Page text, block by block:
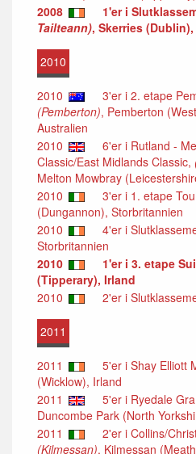
2008
1'er i
Tailteann), Skerries
2010
2010
3'er i 2. etape
(Pemberton), Pemberton
Australien
2010
6'er i Rutland -
Classic/East Midlands Classic,
Melton Mowbray
2010
3'er i 1. etape
(Dungannon), Storbritannien
2010
4'er i
Storbritannien
2010
1'er i 3. etape
(Tipperary), Irland
2010
2'er i
2011
2011 5'er i Shay Elliott
(Wicklow), Irland
2011
5'er i Ryedale
Duncombe Park (North
2011
2'er i Collins/
(Kilmessan), Kilmessan